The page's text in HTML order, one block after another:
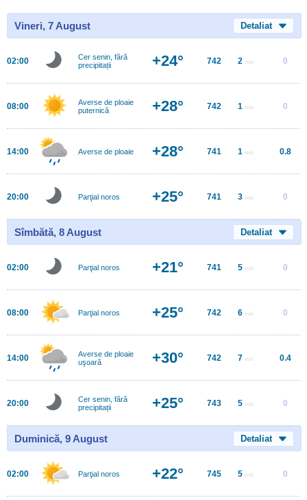
Vineri, 7 August Detaliat
02:00
Cer senin, fără
precipitații
+24° 742 2 m/s 0
08:00
Averse de ploaie
puternică
+28° 742 1 m/s 0
14:00 Averse de ploaie +28° 741 1 m/s 0.8
20:00 Parţial noros +25° 741 3 m/s 0
Sîmbătă, 8 August Detaliat
02:00 Parţial noros +21° 741 5 m/s 0
08:00 Parţial noros +25° 742 6 m/s 0
14:00
Averse de ploaie
uşoară
+30° 742 7 m/s 0.4
20:00
Cer senin, fără
precipitații
+25° 743 5 m/s 0
Duminică, 9 August Detaliat
02:00 Parţial noros +22° 745 5 m/s 0